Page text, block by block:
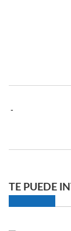
-
TE PUEDE